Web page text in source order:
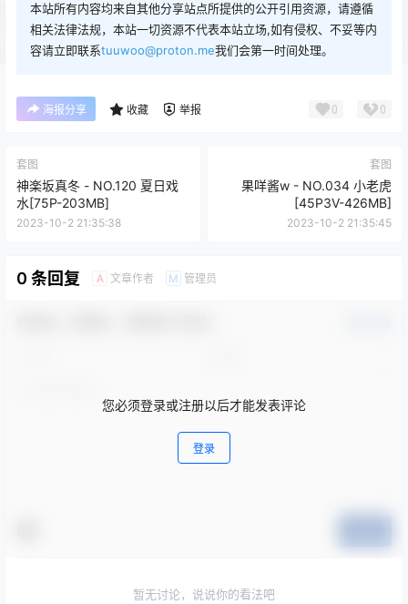
本站所有内容均来自其他分享站点所提供的公开引用资源，请遵循
相关法律法规，本站一切资源不代表本站立场,如有侵权、不妥等内
容请立即联系tuuwoo@proton.me我们会第一时间处理。
海报分享 收藏 举报 0 0
套图
神楽坂真冬 - NO.120 夏日戏
水[75P-203MB]
2023-10-2 21:35:38
套图
果咩酱w - NO.034 小老虎
[45P3V-426MB]
2023-10-2 21:35:45
0 条回复 A 文章作者 M 管理员
您必须登录或注册以后才能发表评论
登录
暂无讨论，说说你的看法吧